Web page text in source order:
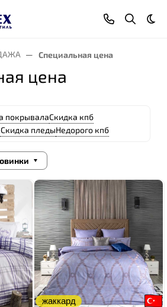
Специальная цена
цена
покрывалаСкидка кпб
Скидка пледыНедорого кпб
жаккард